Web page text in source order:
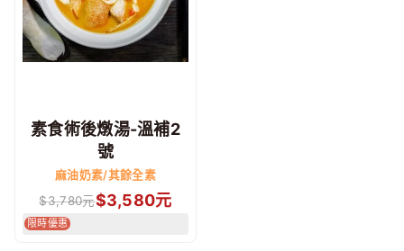
素食術後燉湯-溫補2
號
麻油奶素/其餘全素
$3,780元$3,580元
限時優惠